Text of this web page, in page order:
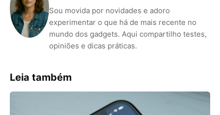
Sou movida por novidades e adoro
experimentar o que há de mais recente no
mundo dos gadgets. Aqui compartilho testes,
opiniões e dicas práticas.
Leia também